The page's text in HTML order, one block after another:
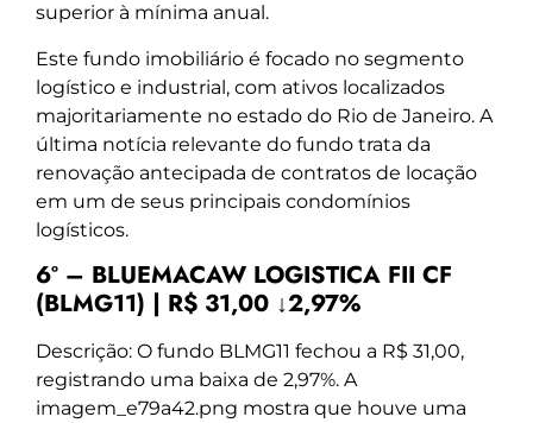
superior à mínima anual.
Este fundo imobiliário é focado no segmento
logístico e industrial, com ativos localizados
majoritariamente no estado do Rio de Janeiro. A
última notícia relevante do fundo trata da
renovação antecipada de contratos de locação
em um de seus principais condomínios
logísticos.
6º – BLUEMACAW LOGISTICA FII CF
(BLMG11) | R$ 31,00 ↓2,97%
Descrição: O fundo BLMG11 fechou a R$ 31,00,
registrando uma baixa de 2,97%. A
imagem_e79a42.png mostra que houve uma